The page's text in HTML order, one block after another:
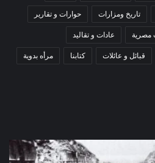
تاريخ ومزارات حوارات و تقارير
مصرية عادات و تقاليد
قبائل و عائلات كتابنا مرأه بدوية